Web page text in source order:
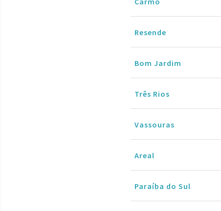
Resende
Bom Jardim
Três Rios
Vassouras
Areal
Paraíba do Sul